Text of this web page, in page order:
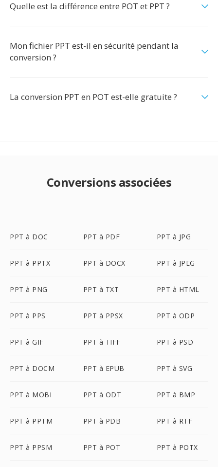
Quelle est la différence entre POT et PPT ?
Mon fichier PPT est-il en sécurité pendant la
conversion ?
La conversion PPT en POT est-elle gratuite ?
Conversions associées
PPT à DOC PPT à PDF PPT à JPG
PPT à PPTX PPT à DOCX PPT à JPEG
PPT à PNG PPT à TXT PPT à HTML
PPT à PPS PPT à PPSX PPT à ODP
PPT à GIF PPT à TIFF PPT à PSD
PPT à DOCM PPT à EPUB PPT à SVG
PPT à MOBI PPT à ODT PPT à BMP
PPT à PPTM PPT à PDB PPT à RTF
PPT à PPSM PPT à POT PPT à POTX